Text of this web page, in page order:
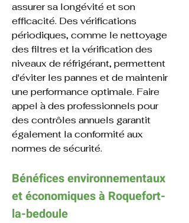
assurer sa longévité et son
efficacité. Des vérifications
périodiques, comme le nettoyage
des filtres et la vérification des
niveaux de réfrigérant, permettent
d'éviter les pannes et de maintenir
une performance optimale. Faire
appel à des professionnels pour
des contrôles annuels garantit
également la conformité aux
normes de sécurité.
Bénéfices environnementaux
et économiques à Roquefort-
la-bedoule